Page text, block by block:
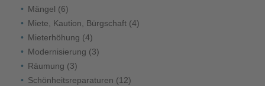
Mängel (6)
Miete, Kaution, Bürgschaft (4)
Mieterhöhung (4)
Modernisierung (3)
Räumung (3)
Schönheitsreparaturen (12)